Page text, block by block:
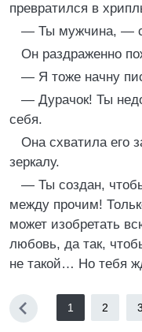
превратился в
— Ты мужчина, —
Он раздраженно
— Я тоже начну
— Дурачок! Ты
себя.
Она схватила его
зеркалу.
— Ты создан,
между прочим!
может изобретать
любовь, да так,
не такой… Но тебя
1 2 3